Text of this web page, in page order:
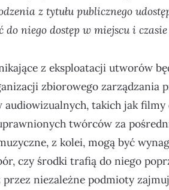
z tytułu publicznego
do niego dostęp w miejscu i
z eksploatacji utworów
zbiorowego zarządzania
takich jak
twórców za
z kolei, mogą być
czy środki trafią do niego
niezależne podmioty